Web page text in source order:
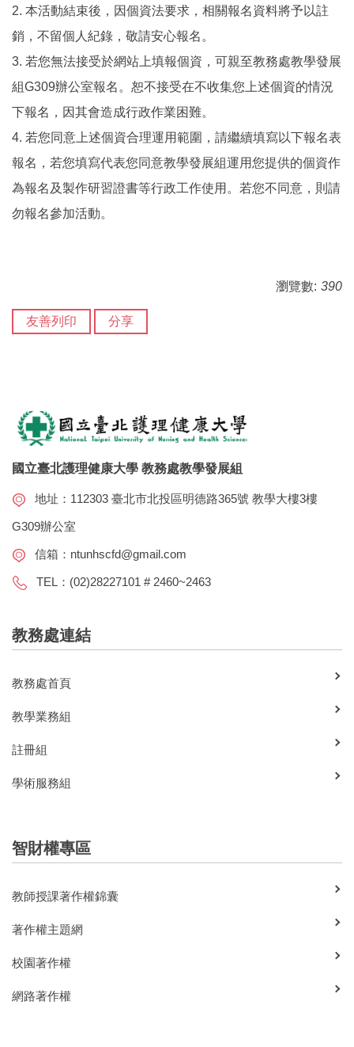
2. 本活動結束後，因個資法要求，相關報名資料將予以註
銷，不留個人紀錄，敬請安心報名。
3. 若您無法接受於網站上填報個資，可親至教務處教學發展
組G309辦公室報名。恕不接受在不收集您上述個資的情況
下報名，因其會造成行政作業困難。
4. 若您同意上述個資合理運用範圍，請繼續填寫以下報名表
報名，若您填寫代表您同意教學發展組運用您提供的個資作
為報名及製作研習證書等行政工作使用。若您不同意，則請
勿報名參加活動。
瀏覽數: 390
友善列印 分享
國立臺北護理健康大學 教務處教學發展組
地址：112303 臺北市北投區明德路365號 教學大樓3樓
G309辦公室
信箱： ntunhscfd@gmail.com
TEL：(02)28227101 # 2460~2463
教務處連結
教務處首頁
教學業務組
註冊組
學術服務組
智財權專區
教師授課著作權錦囊
著作權主題網
校園著作權
網路著作權